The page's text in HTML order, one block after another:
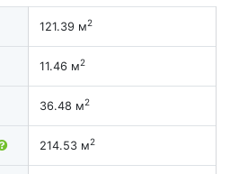
121.39 м2
11.46 м2
36.48 м2
214.53 м2